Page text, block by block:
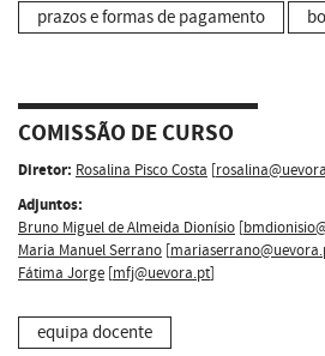
prazos e formas de pagamento
COMISSÃO DE CURSO
Diretor: Rosalina Pisco Costa [
Adjuntos:
Bruno Miguel de Almeida Dionísio [
Maria Manuel Serrano [
Fátima Jorge [mfj@uevora.pt]
equipa docente